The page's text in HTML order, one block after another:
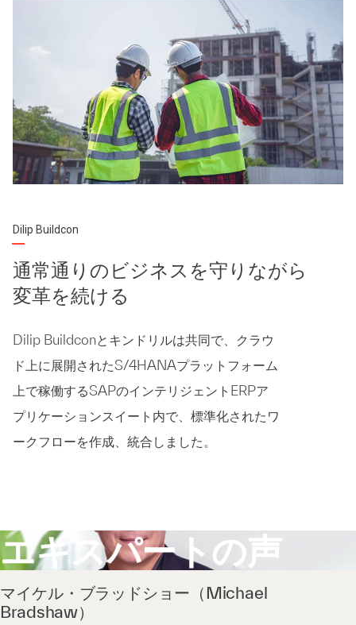
Dilip Buildcon
通常通りのビジネスを守りながら
変革を続ける
Dilip Buildconとキンドリルは共同で、クラウ
ド上に展開されたS/4HANAプラットフォーム
上で稼働するSAPのインテリジェントERPア
プリケーションスイート内で、標準化されたワ
ークフローを作成、統合しました。
エキスパートの声
マイケル・ブラッドショー（Michael
Bradshaw）